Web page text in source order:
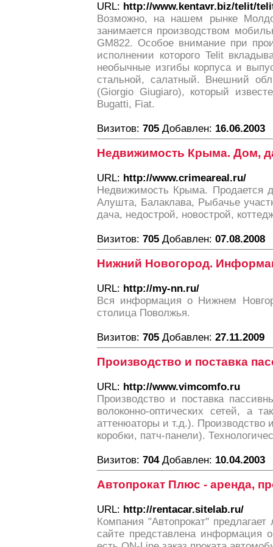
URL: http://www.kentavr.biz/telit/
Возможно, на нашем рынке
занимается производством
GM822. Особое внимание при
исполнении которого Telit
необычные изгибы корпуса и
стальной, салатный. Внешний
(Giorgio Giugiaro), который
Bugatti, Fiat.
Визитов: 705 Добавлен: 16.06.2003
Недвижимость Крыма. Дом,
URL: http://www.crimeareal.ru/
Недвижимость Крыма. Продается
Алушта, Балаклава, Рыбачье
дача, недострой, новострой,
Визитов: 705 Добавлен: 07.08.2008
Нижний Новогород.
URL: http://my-nn.ru/
Вся информация о Нижнем
столица Поволжья.
Визитов: 705 Добавлен: 27.11.2009
Производство и поставка
URL: http://www.vimcomfo.ru
Производство и поставка
волоконно-оптических сетей, а
аттенюаторы и т.д.). Производство
коробки, патч-панели).
Визитов: 704Добавлен: 10.04.2003
Автопрокат Плюс - аренда,
URL: http://rentacar.sitelab.ru/
Компания "Автопрокат"
сайте представлена информация